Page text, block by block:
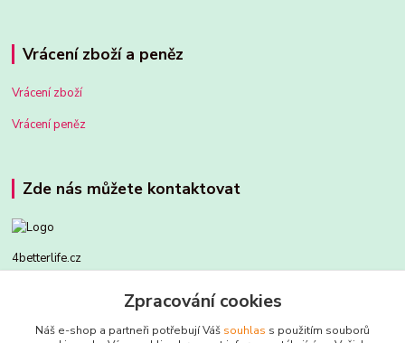
Vrácení zboží a peněz
Vrácení zboží
Vrácení peněz
Zde nás můžete kontaktovat
4betterlife.cz
Zpracování cookies
Náš e-shop a partneři potřebují Váš souhlas s použitím souborů